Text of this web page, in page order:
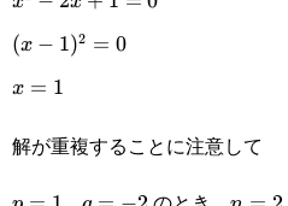
2x+1=0
(x-
1)^2=0
(x − 1)2 = 0
x=1
x = 1
解が重複することに注意して